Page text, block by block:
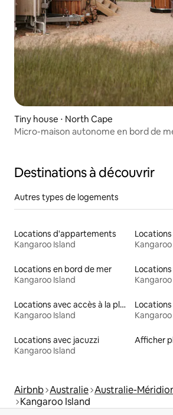
Tiny house ⋅ North Cape
Micro-maison autonome en bord de
Destinations à découvrir
Autres types de logements
Locations d'appartements
Kangaroo Island
Locations en bord de mer
Kangaroo Island
Locations avec accès à la plage
Kangaroo Island
Locations avec jacuzzi
Kangaroo Island
Afficher
Airbnb Australie Australie-
Kangaroo Island